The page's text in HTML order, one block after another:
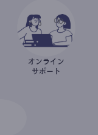
オンライン
サポート